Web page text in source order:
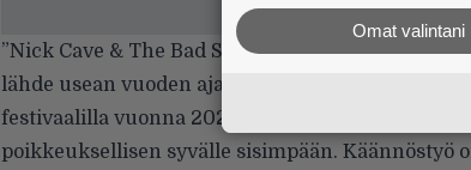
”Nick Cave & The Bad Seeds -yhtye on ollut
lähde usean vuoden ajan. Cave teki erityisen
festivaalilla vuonna 2022. Siinä hetkessä hänen
poikkeuksellisen syvälle sisimpään. Käännöstyö
Omat valintani